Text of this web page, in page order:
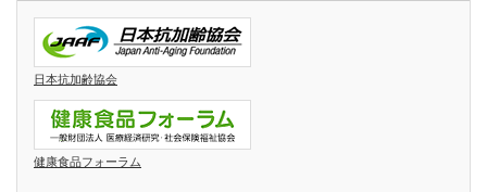
日本抗加齢協会
健康食品フォーラム